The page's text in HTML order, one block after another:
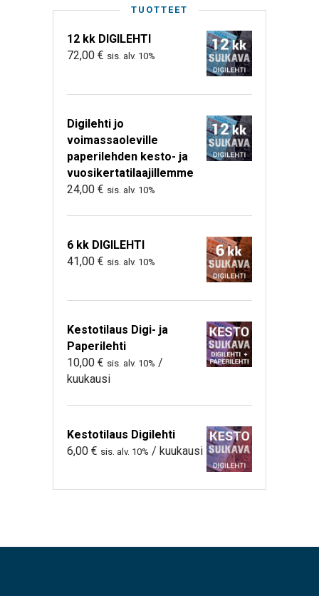
TUOTTEET
12 kk DIGILEHTI
72,00 € sis. alv. 10%
Digilehti jo
voimassaoleville
paperilehden kesto- ja
vuosikertatilaajillemme
24,00 € sis. alv. 10%
6 kk DIGILEHTI
41,00 € sis. alv. 10%
Kestotilaus Digi- ja
Paperilehti
10,00 € sis. alv. 10% /
kuukausi
Kestotilaus Digilehti
6,00 € sis. alv. 10% / kuukausi